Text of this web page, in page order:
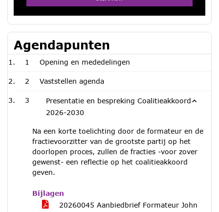
Agendapunten
1 Opening en mededelingen
2 Vaststellen agenda
3
Presentatie en bespreking Coalitieakkoord
2026-2030
Na een korte toelichting door de formateur en de
fractievoorzitter van de grootste partij op het
doorlopen proces, zullen de fracties -voor zover
gewenst- een reflectie op het coalitieakkoord
geven.
Bijlagen
20260045 Aanbiedbrief Formateur John